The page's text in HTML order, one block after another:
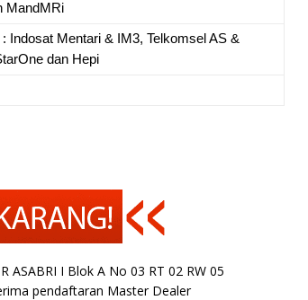
MandMRi
: Indosat Mentari & IM3, Telkomsel AS &
dan Hepi
ASABRI I Blok A No 03 RT 02 RW 05
pendaftaran Master Dealer